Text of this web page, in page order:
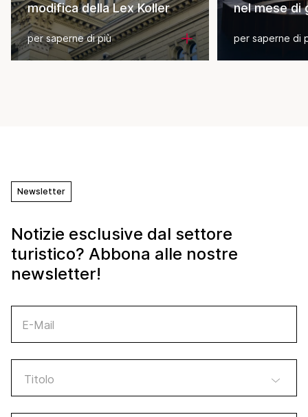
modifica della Lex Koller
per saperne di più
nel mese di
per saperne di
Newsletter
Notizie esclusive dal settore
turistico? Abbona alle nostre
newsletter!
E-Mail